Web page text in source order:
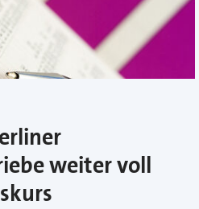
weiter voll